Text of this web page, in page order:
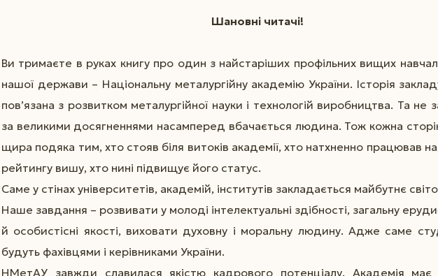
Шановні читачі!
Ви тримаєте в руках книгу про один з найстаріших профільних вищих
нашої держави – Національну металургійну академію України. Історія
пов’язана з розвитком металургійної науки і технологій виробництва. Та
за великими досягненнями насамперед вбачається людина. Тож кожна
щира подяка тим, хто стояв біля витоків академії, хто натхненно працював
рейтингу вишу, хто нині підвищує його статус.
Саме у стінах університетів, академій, інститутів закладається майбутнє
Наше завдання – розвивати у молоді інтелектуальні здібності, загальну
й особистісні якості, виховати духовну і моральну людину. Адже саме
будуть фахівцями і керівниками України.
НМетАУ завжди славилася якістю кадрового потенціалу. Академія має